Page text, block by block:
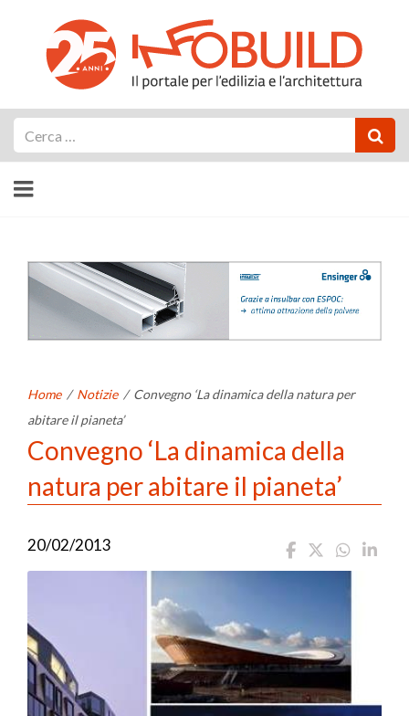
Home / Notizie / Convegno ‘La dinamica della natura per
abitare il pianeta’
Convegno ‘La dinamica della
natura per abitare il pianeta’
20/02/2013